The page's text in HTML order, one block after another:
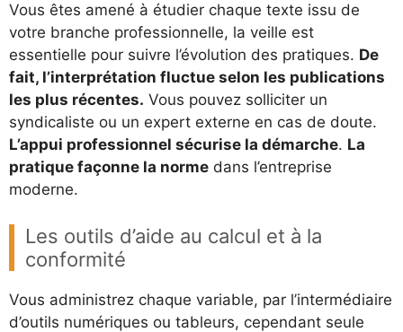
Vous êtes amené à étudier chaque texte issu de
votre branche professionnelle, la veille est
essentielle pour suivre l’évolution des pratiques. De
fait, l’interprétation fluctue selon les publications
les plus récentes. Vous pouvez solliciter un
syndicaliste ou un expert externe en cas de doute.
L’appui professionnel sécurise la démarche. La
pratique façonne la norme dans l’entreprise
moderne.
Les outils d’aide au calcul et à la
conformité
Vous administrez chaque variable, par l’intermédiaire
d’outils numériques ou tableurs, cependant seule